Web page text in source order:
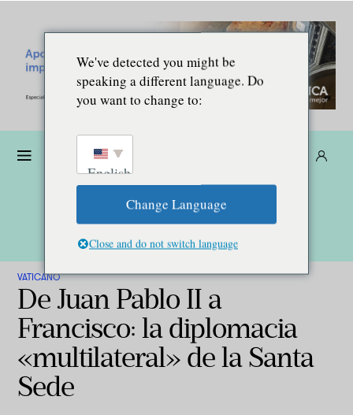
VATICANO
De Juan Pablo II a
Francisco: la diplomacia
«multilateral» de la Santa
Sede
We've detected you might be
speaking a different language. Do
you want to change to:
English
Change Language
Close and do not switch language